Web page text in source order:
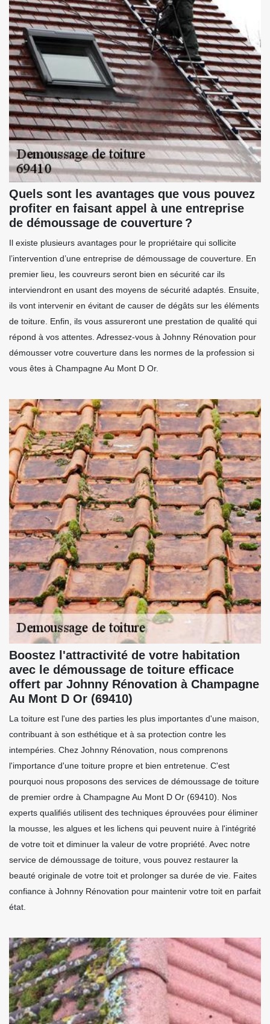
Quels sont les avantages que vous pouvez
profiter en faisant appel à une entreprise
de démoussage de couverture ?
Il existe plusieurs avantages pour le propriétaire qui sollicite
l’intervention d’une entreprise de démoussage de couverture. En
premier lieu, les couvreurs seront bien en sécurité car ils
interviendront en usant des moyens de sécurité adaptés. Ensuite,
ils vont intervenir en évitant de causer de dégâts sur les éléments
de toiture. Enfin, ils vous assureront une prestation de qualité qui
répond à vos attentes. Adressez-vous à Johnny Rénovation pour
démousser votre couverture dans les normes de la profession si
vous êtes à Champagne Au Mont D Or.
Boostez l'attractivité de votre habitation
avec le démoussage de toiture efficace
offert par Johnny Rénovation à Champagne
Au Mont D Or (69410)
La toiture est l'une des parties les plus importantes d'une maison,
contribuant à son esthétique et à sa protection contre les
intempéries. Chez Johnny Rénovation, nous comprenons
l'importance d'une toiture propre et bien entretenue. C'est
pourquoi nous proposons des services de démoussage de toiture
de premier ordre à Champagne Au Mont D Or (69410). Nos
experts qualifiés utilisent des techniques éprouvées pour éliminer
la mousse, les algues et les lichens qui peuvent nuire à l'intégrité
de votre toit et diminuer la valeur de votre propriété. Avec notre
service de démoussage de toiture, vous pouvez restaurer la
beauté originale de votre toit et prolonger sa durée de vie. Faites
confiance à Johnny Rénovation pour maintenir votre toit en parfait
état.